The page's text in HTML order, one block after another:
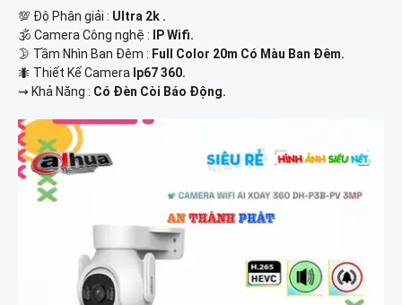
💯 Độ Phân giải : Ultra 2k .
🕉️ Camera Công nghệ : IP Wifi.
🌛 Tầm Nhìn Ban Đêm : Full Color 20m Có Màu Ban Đêm.
🐜 Thiết Kế Camera Ip67 360.
️⇝ Khả Năng : Có Đèn Còi Báo Động.